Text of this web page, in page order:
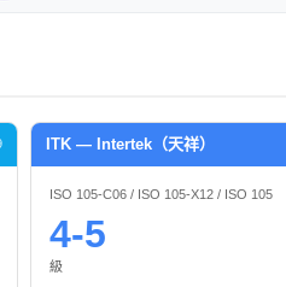
ITK — Intertek（天祥）
ISO 105-C06 / ISO 105-X12 / ISO 105
4-5
級